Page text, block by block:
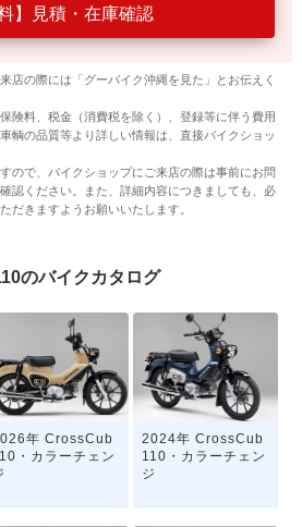
料】見積・在庫確認
店の際には「グーバイク沖縄を見た」とお伝えく
険料、税金（消費税を除く）、登録等に伴う費用
輌の品質等より詳しい情報は、直接バイクショッ
ので、バイクショップにご来店の際は事前にお問
認ください。また、詳細内容につきましても、必
だきますようお願いいたします。
のバイクカタログ
年 CrossCub
・カラーチェン
2024年 CrossCub
110・カラーチェン
ジ